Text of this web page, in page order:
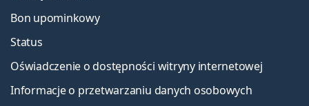
Bon upominkowy
Status
Oświadczenie o dostępności witryny internetowej
Informacje o przetwarzaniu danych osobowych